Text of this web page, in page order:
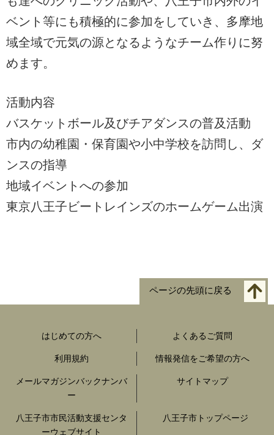
ベント等にも積極的に参加をしていき、多摩地
域全域で元気の源となるようなチーム作りに努
めます。
活動内容
バスケットボール及びチアダンスの普及活動
市内の幼稚園・保育園や小中学校を訪問し、ダ
ンスの指導
地域イベントへの参加
東京八王子ビートレインズのホームゲーム出演
ページの先頭に戻る
はじめての方へ よくあるご質問
利用規約 情報発信をご希望の方へ
メールマガジンバックナンバ
ー
サイトマップ
八王子市市民活動支援センタ
ーウェブサイト
八王子市トップページ